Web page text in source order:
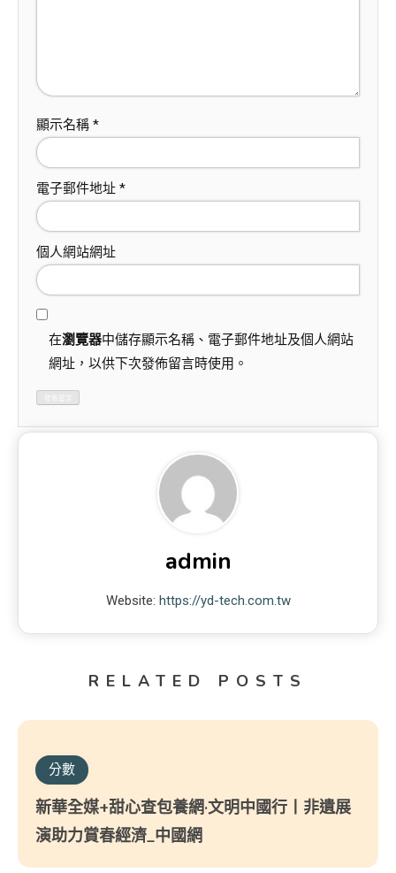
顯示名稱 *
電子郵件地址 *
個人網站網址
在瀏覽器中儲存顯示名稱、電子郵件地址及個人網站
網址，以供下次發佈留言時使用。
admin
Website: https://yd-tech.com.tw
RELATED POSTS
分數
新華全媒+甜心查包養網·文明中國行丨非遺展
演助力賞春經濟_中國網